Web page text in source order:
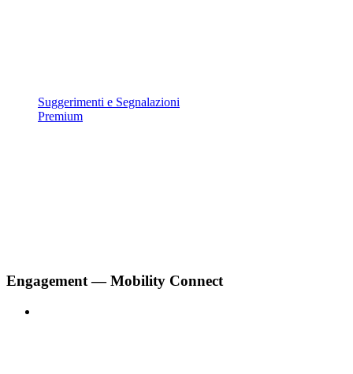
Suggerimenti e Segnalazioni
Premium
Engagement — Mobility Connect